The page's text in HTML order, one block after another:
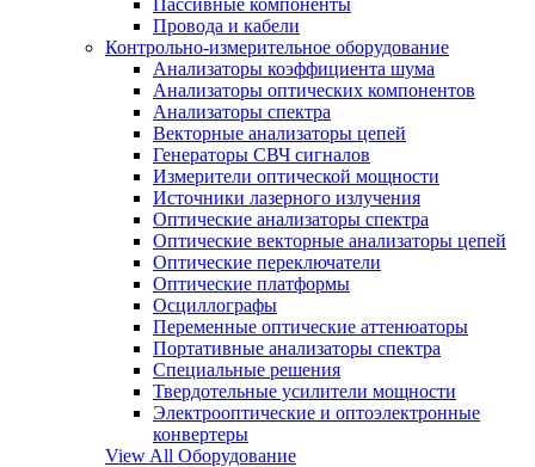
Пассивные компоненты
Провода и кабели
Контрольно-измерительное оборудование
Анализаторы коэффициента шума
Анализаторы оптических компонентов
Анализаторы спектра
Векторные анализаторы цепей
Генераторы СВЧ сигналов
Измерители оптической мощности
Источники лазерного излучения
Оптические анализаторы спектра
Оптические векторные анализаторы цепей
Оптические переключатели
Оптические платформы
Осциллографы
Переменные оптические аттенюаторы
Портативные анализаторы спектра
Специальные решения
Твердотельные усилители мощности
Электрооптические и оптоэлектронные
конвертеры
View All Оборудование